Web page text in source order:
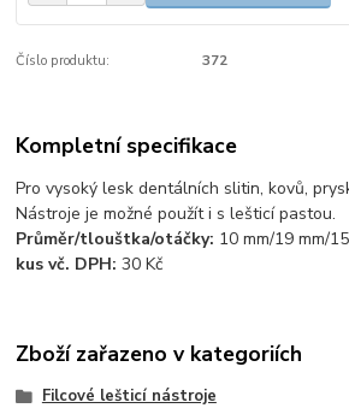
Číslo produktu: 372
Kompletní specifikace
Pro vysoký lesk dentálních slitin, kovů,
Nástroje je možné použít i s lešticí pastou.
Průměr/tlouštka/otáčky: 10 mm/19 mm/
kus vč. DPH: 30 Kč
Zboží zařazeno v kategoriích
Filcové lešticí nástroje